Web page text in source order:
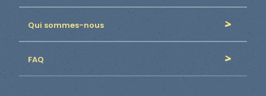
Qui sommes-nous
FAQ